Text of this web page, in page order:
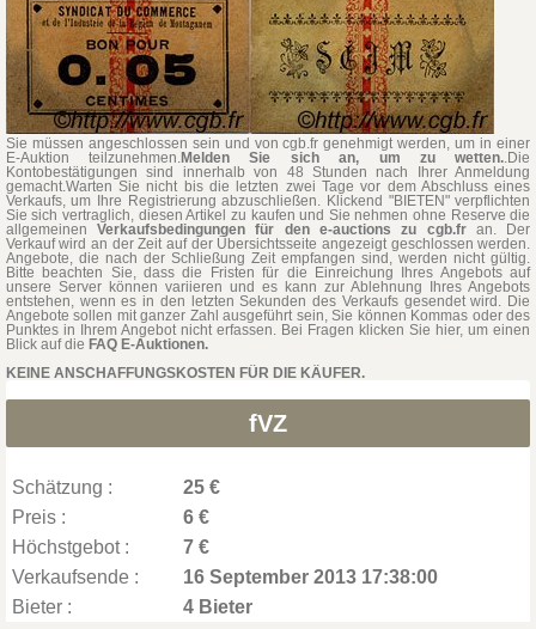
Sie müssen angeschlossen sein und von cgb.fr genehmigt werden, um in einer
E-Auktion teilzunehmen.Melden Sie sich an, um zu wetten..Die
Kontobestätigungen sind innerhalb von 48 Stunden nach Ihrer Anmeldung
gemacht.Warten Sie nicht bis die letzten zwei Tage vor dem Abschluss eines
Verkaufs, um Ihre Registrierung abzuschließen. Klickend "BIETEN" verpflichten
Sie sich vertraglich, diesen Artikel zu kaufen und Sie nehmen ohne Reserve die
allgemeinenVerkaufsbedingungen für den e-auctions zu cgb.fran. Der
Verkauf wird an der Zeit auf der Übersichtsseite angezeigt geschlossen werden.
Angebote, die nach der Schließung Zeit empfangen sind, werden nicht gültig.
Bitte beachten Sie, dass die Fristen für die Einreichung Ihres Angebots auf
unsere Server können variieren und es kann zur Ablehnung Ihres Angebots
entstehen, wenn es in den letzten Sekunden des Verkaufs gesendet wird. Die
Angebote sollen mit ganzer Zahl ausgeführt sein, Sie können Kommas oder des
Punktes in Ihrem Angebot nicht erfassen. Bei Fragen klicken Sie hier, um einen
Blick auf die FAQ E-Auktionen.
KEINE ANSCHAFFUNGSKOSTEN FÜR DIE KÄUFER.
fVZ
Schätzung :
25 €
Preis :
6 €
Höchstgebot :
7 €
Verkaufsende :
16 September 2013 17:38:00
Bieter :
4 Bieter